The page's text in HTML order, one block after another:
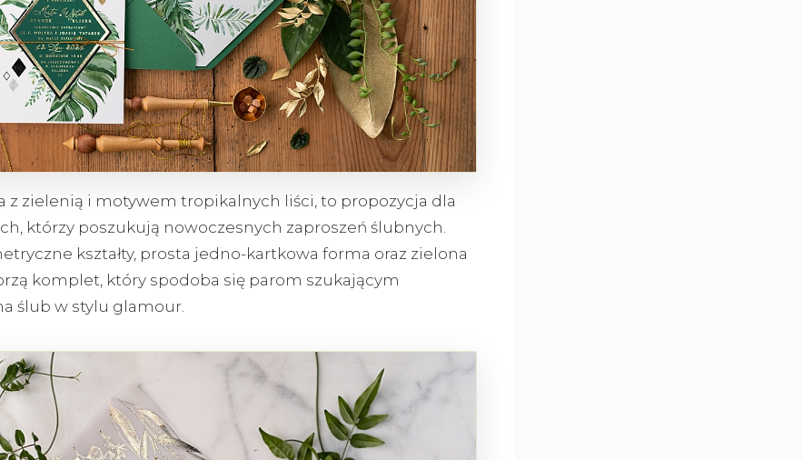
z zielenią i motywem tropikalnych liści, to propozycja dla
którzy poszukują nowoczesnych zaproszeń ślubnych.
kształty, prosta jedno-kartkowa forma oraz zielona
komplet, który spodoba się parom szukającym
ślub w stylu glamour.